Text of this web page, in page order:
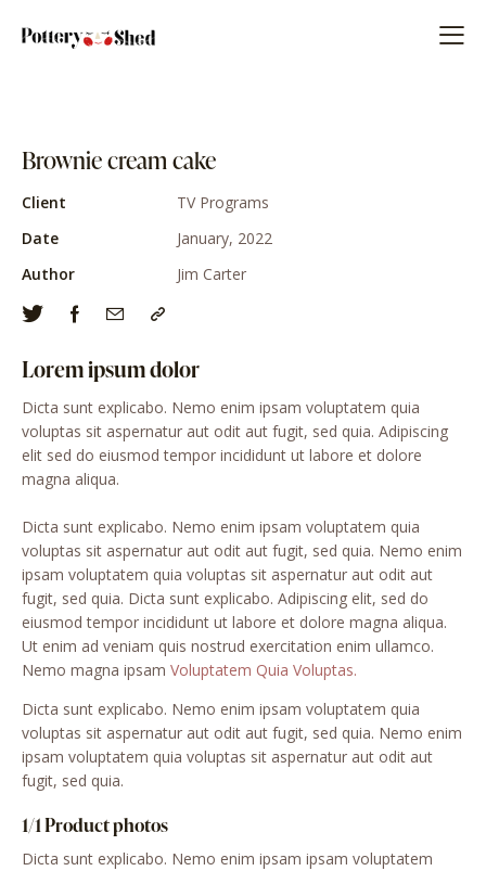
Brownie cream cake
Client
TV Programs
Date
January, 2022
Author
Jim Carter
Lorem ipsum dolor
Dicta sunt explicabo. Nemo enim ipsam voluptatem quia
voluptas sit aspernatur aut odit aut fugit, sed quia. Adipiscing
elit sed do eiusmod tempor incididunt ut labore et dolore
magna aliqua.
Dicta sunt explicabo. Nemo enim ipsam voluptatem quia
voluptas sit aspernatur aut odit aut fugit, sed quia. Nemo enim
ipsam voluptatem quia voluptas sit aspernatur aut odit aut
fugit, sed quia. Dicta sunt explicabo. Adipiscing elit, sed do
eiusmod tempor incididunt ut labore et dolore magna aliqua.
Ut enim ad veniam quis nostrud exercitation enim ullamco.
Nemo magna ipsam Voluptatem Quia Voluptas.
Dicta sunt explicabo. Nemo enim ipsam voluptatem quia
voluptas sit aspernatur aut odit aut fugit, sed quia. Nemo enim
ipsam voluptatem quia voluptas sit aspernatur aut odit aut
fugit, sed quia.
1/1 Product photos
Dicta sunt explicabo. Nemo enim ipsam ipsam voluptatem